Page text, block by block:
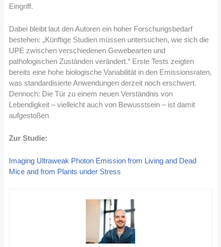
Eingriff.
Dabei bleibt laut den Autoren ein hoher Forschungsbedarf
bestehen: „Künftige Studien müssen untersuchen, wie sich die
UPE zwischen verschiedenen Gewebearten und
pathologischen Zuständen verändert.“ Erste Tests zeigten
bereits eine hohe biologische Variabilität in den Emissionsraten,
was standardisierte Anwendungen derzeit noch erschwert.
Dennoch: Die Tür zu einem neuen Verständnis von
Lebendigkeit – vielleicht auch von Bewusstsein – ist damit
aufgestoßen
Zur Studie:
Imaging Ultraweak Photon Emission from Living and Dead
Mice and from Plants under Stress